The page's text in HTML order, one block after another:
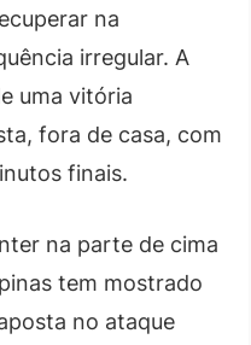
na
irregular. A
uma vitória
fora de casa, com
finais.
na parte de cima
tem mostrado
no ataque